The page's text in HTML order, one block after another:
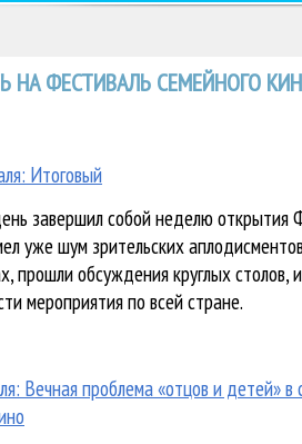
НА ФЕСТИВАЛЬ СЕМЕЙНОГО
Итоговый
завершил собой неделю открытия
уже шум зрительских
прошли обсуждения круглых столов,
мероприятия по всей стране.
Вечная проблема «отцов и детей» в